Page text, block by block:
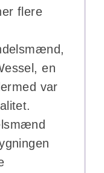
flere
en
var